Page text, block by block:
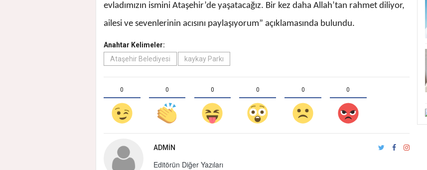
evladımızın ismini Ataşehir’de yaşatacağız. Bir kez daha Allah’tan rahmet diliyor,
ailesi ve sevenlerinin acısını paylaşıyorum” açıklamasında bulundu.
Anahtar Kelimeler:
Ataşehir Belediyesi
kaykay Parkı
0 0 0 0 0 0
ADMIN
Editörün Diğer Yazıları